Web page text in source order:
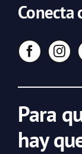
Conecta
Para
hay